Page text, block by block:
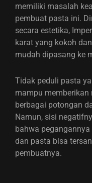
memiliki masalah
pembuat pasta ini.
secara estetika,
karat yang kokoh
mudah dipasang ke
Tidak peduli pasta
mampu memberikan
berbagai potongan
Namun, sisi
bahwa
dan pasta bisa
pembuatnya.